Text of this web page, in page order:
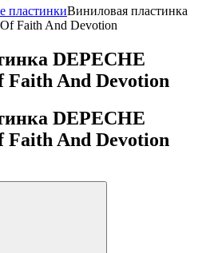
пластинкиВиниловая пластинка
Faith And Devotion
DEPECHE
Faith And Devotion
DEPECHE
Faith And Devotion